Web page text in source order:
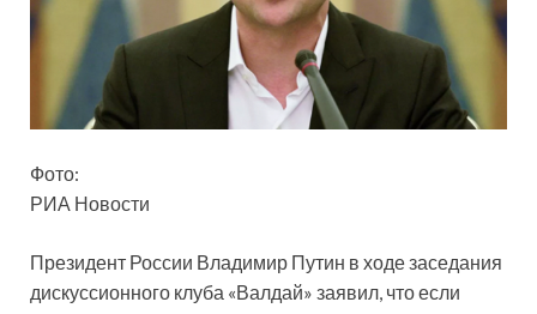
Фото:
РИА Новости
Президент России Владимир Путин в ходе заседания
дискуссионного клуба «Валдай» заявил, что если